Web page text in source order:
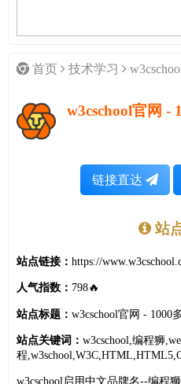
首页 技术学习 w3cschool
w3cschool官网 -
链接直达
站
站点链接： https://
人气指数： 798🔥
站点标题： w3cschool官网 - 1000
站点关键词： w3cschool,编程狮
程
w3cschool启用中文品牌名--编程